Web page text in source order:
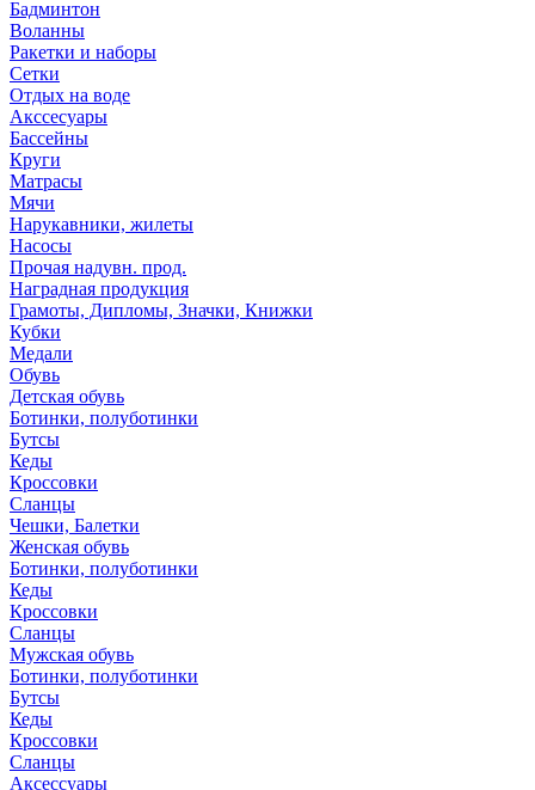
Бадминтон
Воланны
Ракетки и наборы
Сетки
Отдых на воде
Акссесуары
Бассейны
Круги
Матрасы
Мячи
Нарукавники, жилеты
Насосы
Прочая надувн. прод.
Наградная продукция
Грамоты, Дипломы, Значки, Книжки
Кубки
Медали
Обувь
Детская обувь
Ботинки, полуботинки
Бутсы
Кеды
Кроссовки
Сланцы
Чешки, Балетки
Женская обувь
Ботинки, полуботинки
Кеды
Кроссовки
Сланцы
Мужская обувь
Ботинки, полуботинки
Бутсы
Кеды
Кроссовки
Сланцы
Аксессуары